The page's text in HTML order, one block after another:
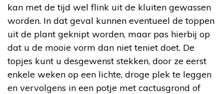
kan met de tijd wel flink uit de kluiten gewassen
worden. In dat geval kunnen eventueel de toppen
uit de plant geknipt worden, maar pas hierbij op
dat u de mooie vorm dan niet teniet doet. De
topjes kunt u desgewenst stekken, door ze eerst
enkele weken op een lichte, droge plek te leggen
en vervolgens in een potje met cactusgrond of